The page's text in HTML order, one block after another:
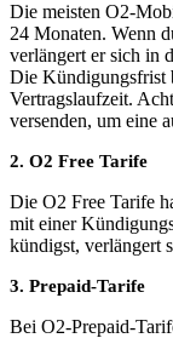
Die meisten O2-
24 Monaten. Wenn
verlängert er sich in
Die Kündigungsfrist
Vertragslaufzeit.
versenden, um eine
2. O2 Free Tarife
Die O2 Free Tarife
mit einer
kündigst, verlängert
3. Prepaid-Tarife
Bei O2-Prepaid-